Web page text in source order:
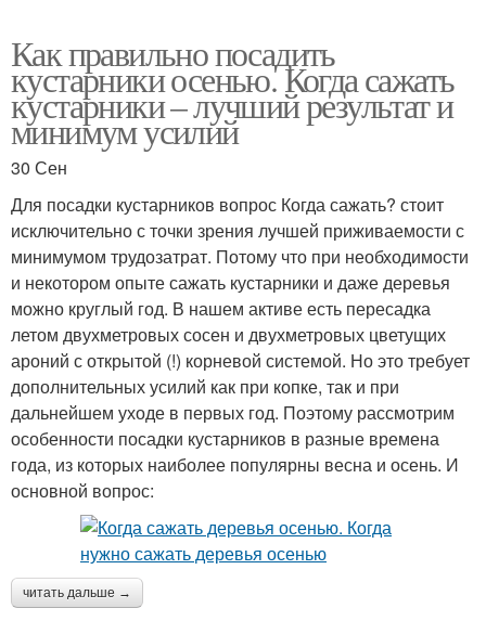
Как правильно посадить
кустарники осенью. Когда сажать
кустарники – лучший результат и
минимум усилий
30 Сен
Для посадки кустарников вопрос Когда сажать? стоит
исключительно с точки зрения лучшей приживаемости с
минимумом трудозатрат. Потому что при необходимости
и некотором опыте сажать кустарники и даже деревья
можно круглый год. В нашем активе есть пересадка
летом двухметровых сосен и двухметровых цветущих
ароний с открытой (!) корневой системой. Но это требует
дополнительных усилий как при копке, так и при
дальнейшем уходе в первых год. Поэтому рассмотрим
особенности посадки кустарников в разные времена
года, из которых наиболее популярны весна и осень. И
основной вопрос:
читать дальше →